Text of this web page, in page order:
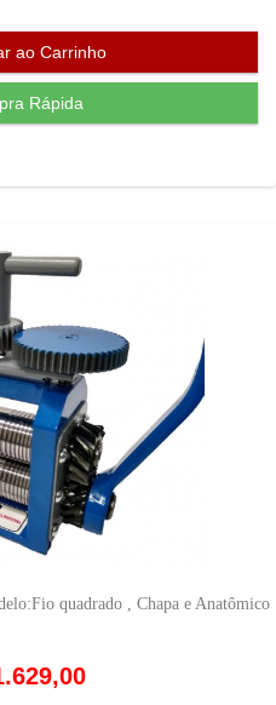
quadrado , Chapa e Anatômico